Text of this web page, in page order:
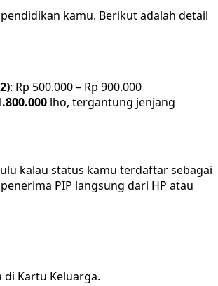
kamu. Berikut adalah detail
: Rp 500.000 – Rp 900.000
lho, tergantung jenjang
kalau status kamu terdaftar sebagai
PIP langsung dari HP atau
di Kartu Keluarga.